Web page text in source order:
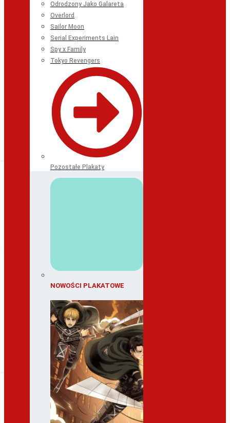
Odrodzony Jako Galareta
Overlord
Sailor Moon
Serial Experiments Lain
Spy x Family
Tokyo Revengers
Pozostałe Plakaty
NOWOŚCI PLAKATOWE